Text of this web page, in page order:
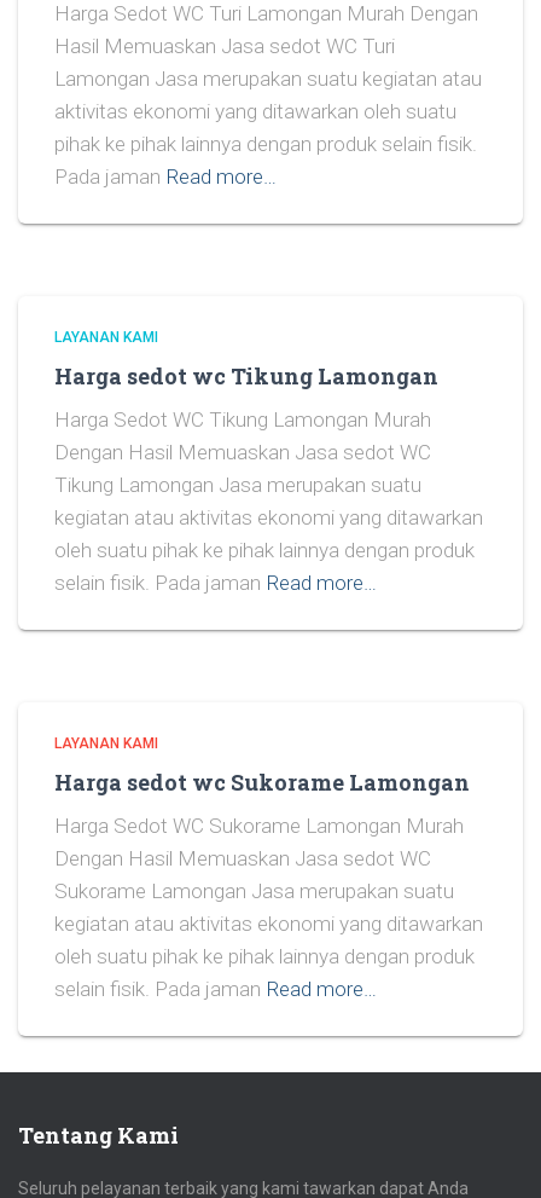
Harga Sedot WC Turi Lamongan Murah Dengan
Hasil Memuaskan Jasa sedot WC Turi
Lamongan Jasa merupakan suatu kegiatan atau
aktivitas ekonomi yang ditawarkan oleh suatu
pihak ke pihak lainnya dengan produk selain fisik.
Pada jaman Read more…
LAYANAN KAMI
Harga sedot wc Tikung Lamongan
Harga Sedot WC Tikung Lamongan Murah
Dengan Hasil Memuaskan Jasa sedot WC
Tikung Lamongan Jasa merupakan suatu
kegiatan atau aktivitas ekonomi yang ditawarkan
oleh suatu pihak ke pihak lainnya dengan produk
selain fisik. Pada jaman Read more…
LAYANAN KAMI
Harga sedot wc Sukorame Lamongan
Harga Sedot WC Sukorame Lamongan Murah
Dengan Hasil Memuaskan Jasa sedot WC
Sukorame Lamongan Jasa merupakan suatu
kegiatan atau aktivitas ekonomi yang ditawarkan
oleh suatu pihak ke pihak lainnya dengan produk
selain fisik. Pada jaman Read more…
Tentang Kami
Seluruh pelayanan terbaik yang kami tawarkan dapat Anda